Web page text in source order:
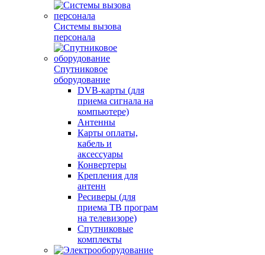
Системы вызова
персонала
Спутниковое
оборудование
DVB-карты (для
приема сигнала на
компьютере)
Антенны
Карты оплаты,
кабель и
аксессуары
Конвертеры
Крепления для
антенн
Ресиверы (для
приема ТВ програм
на телевизоре)
Спутниковые
комплекты